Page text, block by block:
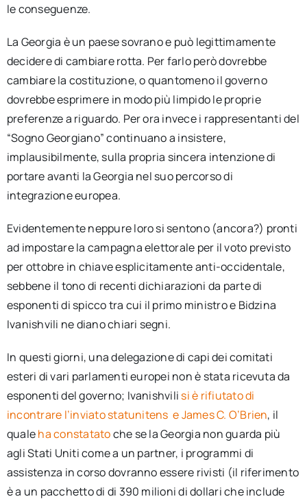
le conseguenze.
La Georgia è un paese sovrano e può legittimamente
decidere di cambiare rotta. Per farlo però dovrebbe
cambiare la costituzione, o quantomeno il governo
dovrebbe esprimere in modo più limpido le proprie
preferenze a riguardo. Per ora invece i rappresentanti del
“Sogno Georgiano” continuano a insistere,
implausibilmente, sulla propria sincera intenzione di
portare avanti la Georgia nel suo percorso di
integrazione europea.
Evidentemente neppure loro si sentono (ancora?) pronti
ad impostare la campagna elettorale per il voto previsto
per ottobre in chiave esplicitamente anti-occidentale,
sebbene il tono di recenti dichiarazioni da parte di
esponenti di spicco tra cui il primo ministro e Bidzina
Ivanishvili ne diano chiari segni.
In questi giorni, una delegazione di capi dei comitati
esteri di vari parlamenti europei non è stata ricevuta da
esponenti del governo; Ivanishvili si è rifiutato di
incontrare l’inviato statunitens e James C. O’Brien, il
qualeha constatatoche se la Georgia non guarda più
agli Stati Uniti come a un partner, i programmi di
assistenza in corso dovranno essere rivisti (il riferimento
è a un pacchetto di di 390 milioni di dollari che include